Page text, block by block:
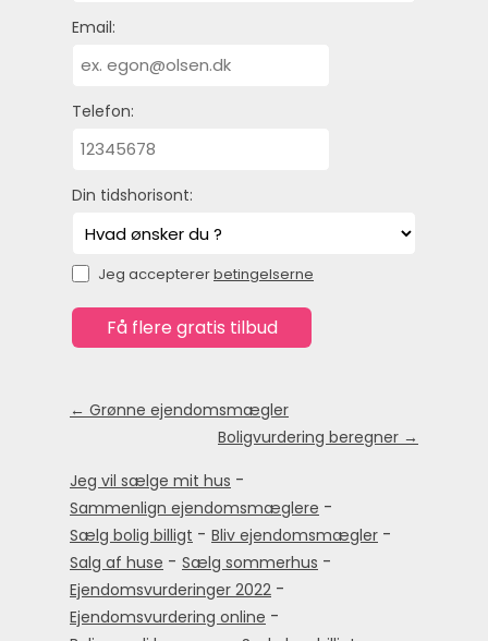
Email:
Telefon:
Din tidshorisont:
Jeg acceptererbetingelserne
← Grønne ejendomsmægler
Boligvurdering beregner →
Jeg vil sælge mit hus -
Sammenlign ejendomsmæglere -
Sælg bolig billigt - Bliv ejendomsmægler -
Salg af huse - Sælg sommerhus -
Ejendomsvurderinger 2022 -
Ejendomsvurdering online -